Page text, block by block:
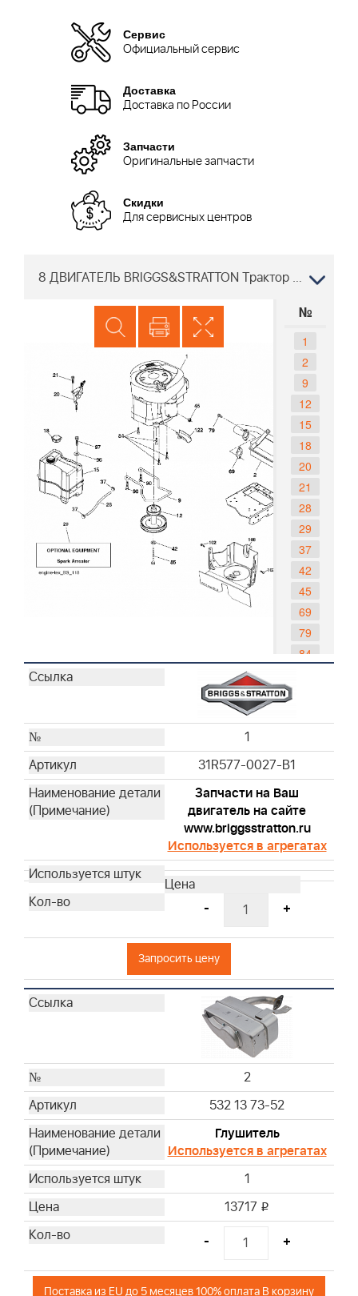
Сервис
Официальный сервис
Доставка
Доставка по России
Запчасти
Оригинальные запчасти
Скидки
Для сервисных центров
8 ДВИГАТЕЛЬ BRIGGS&STRATTON Трактор Хускварна TC 138 96051012401, 2015-05
№
1
2
9
12
15
18
20
21
28
29
37
42
45
69
79
84
102
108
122
1
31R577-0027-B1
Запчасти на Ваш
двигатель на сайте
www.briggsstratton.ru
Используется в агрегатах
- +
Запросить цену
2
532 13 73-52
Глушитель
Используется в агрегатах
1
13717 i
- +
Поставка из EU до 5 месяцев 100% оплата В корзину